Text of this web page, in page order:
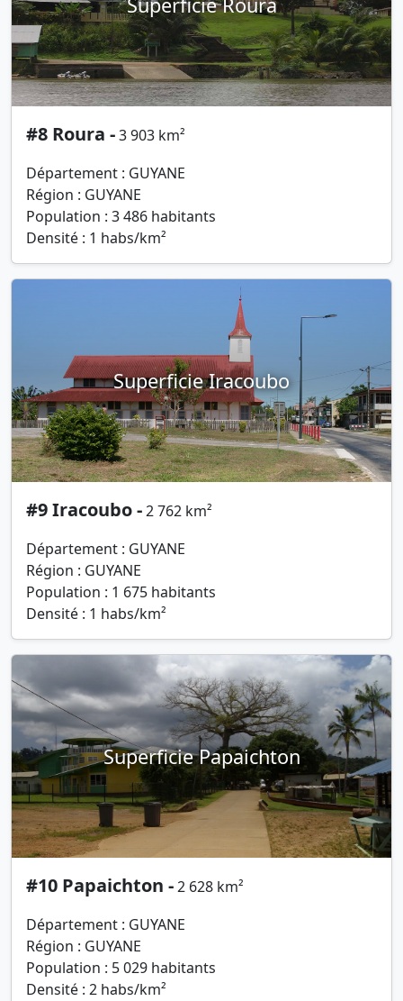
#8 Roura -3 903 km²
Département : GUYANE
Région : GUYANE
Population : 3 486 habitants
Densité : 1 habs/km²
Superficie Iracoubo
#9 Iracoubo -2 762 km²
Département : GUYANE
Région : GUYANE
Population : 1 675 habitants
Densité : 1 habs/km²
Superficie Papaichton
#10 Papaichton -2 628 km²
Département : GUYANE
Région : GUYANE
Population : 5 029 habitants
Densité : 2 habs/km²